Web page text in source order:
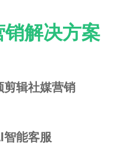
解决方案
辑社媒营销
能客服